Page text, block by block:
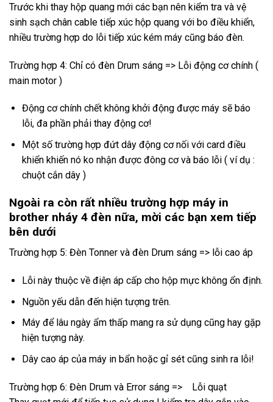
Trước khi thay hộp quang mới các bạn nên kiểm tra và vệ
sinh sạch chân cable tiếp xúc hộp quang với bo điều khiển,
nhiều trường hợp do lỗi tiếp xúc kém máy cũng báo đèn.
Trường hợp 4: Chỉ có đèn Drum sáng => Lỗi động cơ chính (
main motor )
Động cơ chính chết không khởi động được máy sẽ báo
lỗi, đa phần phải thay động cơ!
Một số trường hợp đứt dây động cơ nối với card điều
khiển khiến nó ko nhận được đông cơ và báo lỗi ( ví dụ :
chuột cắn dây )
Ngoài ra còn rất nhiều trường hợp máy in
brother nháy 4 đèn nữa, mời các bạn xem tiếp
bên dưới
Trường hợp 5: Đèn Tonner và đèn Drum sáng => lỗi cao áp
Lỗi này thuộc về điện áp cấp cho hộp mực không ổn định.
Nguồn yếu dẫn đến hiện tượng trên.
Máy để lâu ngày ẩm thấp mang ra sử dụng cũng hay gặp
hiện tượng này.
Dây cao áp của máy in bẩn hoặc gỉ sét cũng sinh ra lỗi!
Trường hợp 6: Đèn Drum và Error sáng => Lỗi quạt